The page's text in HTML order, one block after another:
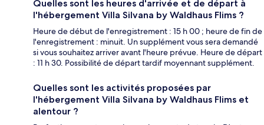
Quelles sont les heures d'arrivée et de départ à
l'hébergement Villa Silvana by Waldhaus Flims ?
Heure de début de l'enregistrement : 15 h 00 ; heure de fin de
l'enregistrement : minuit. Un supplément vous sera demandé
si vous souhaitez arriver avant l'heure prévue. Heure de départ
: 11 h 30. Possibilité de départ tardif moyennant supplément.
Quelles sont les activités proposées par
l'hébergement Villa Silvana by Waldhaus Flims et
alentour ?